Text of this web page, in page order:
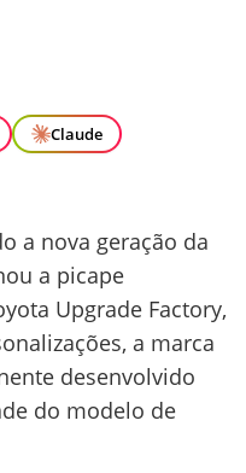
Claude
a nova geração da
a picape
Upgrade Factory,
a marca
desenvolvido
do modelo de